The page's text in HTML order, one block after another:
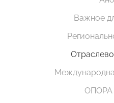
Важное
ОПОРА